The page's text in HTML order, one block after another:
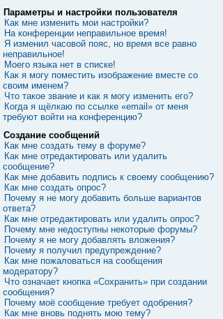
Параметры и настройки пользователя
Как мне изменить мои настройки?
На конференции неправильное время!
Я изменил часовой пояс, но время все равно
неправильное!
Моего языка нет в списке!
Как я могу поместить изображение вместе со
своим именем?
Что такое звание и как я могу изменить его?
Когда я щёлкаю по ссылке «email» от меня
требуют войти на конференцию?
Создание сообщений
Как мне создать тему в форуме?
Как мне отредактировать или удалить
сообщение?
Как мне добавить подпись к своему сообщению?
Как мне создать опрос?
Почему я не могу добавить больше вариантов
ответа?
Как мне отредактировать или удалить опрос?
Почему мне недоступны некоторые форумы?
Почему я не могу добавлять вложения?
Почему я получил предупреждение?
Как мне пожаловаться на сообщения
модератору?
Что означает кнопка «Сохранить» при создании
сообщения?
Почему моё сообщение требует одобрения?
Как мне вновь поднять мою тему?